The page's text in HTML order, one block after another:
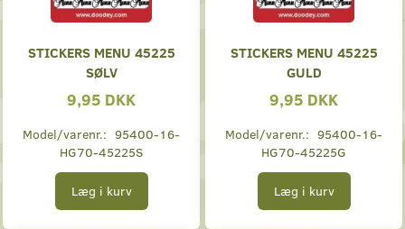
STICKERS MENU 45225
SØLV
9,95 DKK
Model/varenr.: 95400-16-
HG70-45225S
Læg i kurv
STICKERS MENU 45225
GULD
9,95 DKK
Model/varenr.: 95400-16-
HG70-45225G
Læg i kurv